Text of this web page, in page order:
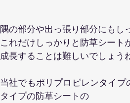
隅の部分や出っ張り部分にもし
これだけしっかりと防草シー
成長することは難しいでしょう
当社でもポリプロピレンタイ
タイプの防草シートの